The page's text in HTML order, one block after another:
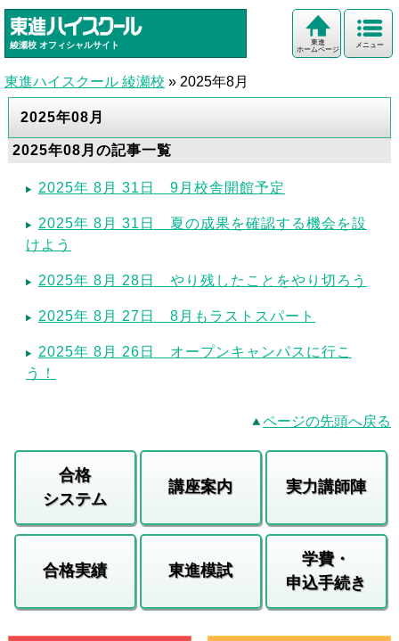
綾瀬校 オフィシャルサイト メニュー
東進
ホームページ
東進ハイスクール 綾瀬校 » 2025年8月
2025年08月
2025年08月の記事一覧
2025年 8月 31日 9月校舎開館予定
2025年 8月 31日 夏の成果を確認する機会を設
けよう
2025年 8月 28日 やり残したことをやり切ろう
2025年 8月 27日 8月もラストスパート
2025年 8月 26日 オープンキャンパスに行こ
う！
ページの先頭へ戻る
合格
システム
講座案内 実力講師陣
合格実績 東進模試
学費・
申込手続き